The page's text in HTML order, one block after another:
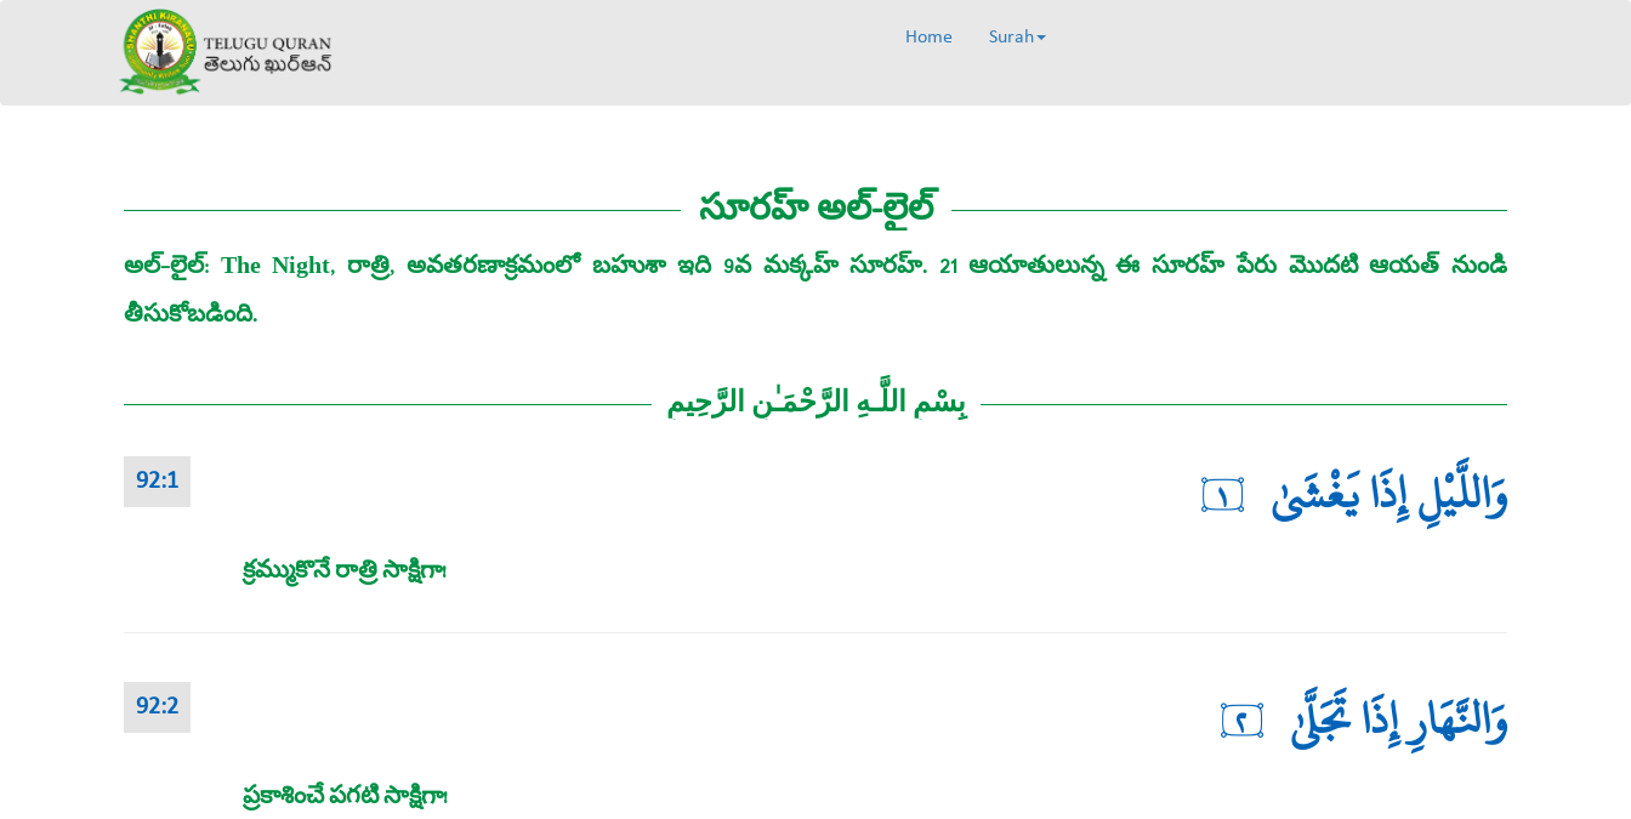
Home Surah
సూరహ్‌ అల్‌-లైల్‌
అల్‌-లైల్‌: The Night, రాత్రి, అవతరణాక్రమంలో బహుశా ఇది 9వ మక్కహ్ సూరహ్‌. 21 ఆయాతులున్న ఈ సూరహ్ పేరు మొదటి ఆయత్‌ నుండి
తీసుకోబడింది.
بِسْمِ اللَّـهِ الرَّحْمَـٰنِ الرَّحِيمِ
92:1 وَاللَّيْلِ إِذَا يَغْشَىٰ ١
క్రమ్ముకొనే రాత్రి సాక్షిగా!
92:2 وَالنَّهَارِ إِذَا تَجَلَّىٰ ٢
ప్రకాశించే పగటి సాక్షిగా!